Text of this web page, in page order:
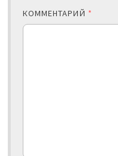
КОММЕНТАРИЙ *